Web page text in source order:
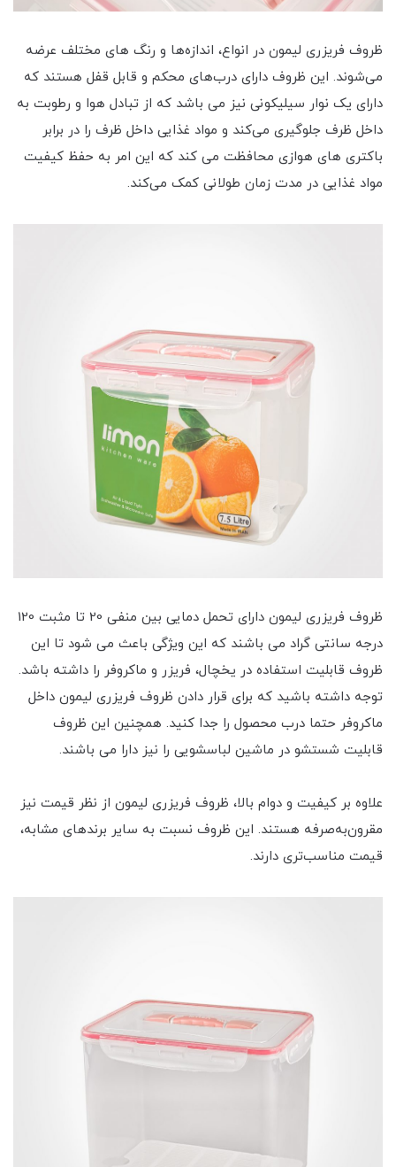
ظروف فریزری لیمون در انواع، اندازه‌ها و رنگ های مختلف عرضه
می‌شوند. این ظروف دارای درب‌های محکم و قابل قفل هستند که
دارای یک نوار سیلیکونی نیز می باشد که از تبادل هوا و رطوبت به
داخل ظرف جلوگیری می‌کند و مواد غذایی داخل ظرف را در برابر
باکتری های هوازی محافظت می کند که این امر به حفظ کیفیت
مواد غذایی در مدت زمان طولانی کمک می‌کند.
ظروف فریزری لیمون دارای تحمل دمایی بین منفی 20 تا مثبت 120
درجه سانتی گراد می باشند که این ویژگی باعث می شود تا این
ظروف قابلیت استفاده در یخچال، فریزر و ماکروفر را داشته باشد.
توجه داشته باشید که برای قرار دادن ظروف فریزری لیمون داخل
ماکروفر حتما درب محصول را جدا کنید. همچنین این ظروف
قابلیت شستشو در ماشین لباسشویی را نیز دارا می باشند.
علاوه بر کیفیت و دوام بالا، ظروف فریزری لیمون از نظر قیمت نیز
مقرون‌به‌صرفه هستند. این ظروف نسبت به سایر برندهای مشابه،
قیمت مناسب‌تری دارند.